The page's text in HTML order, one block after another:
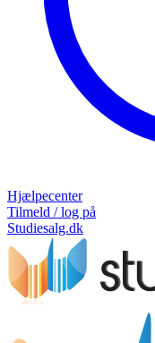
Hjælpecenter
Tilmeld / log på
Studiesalg.dk